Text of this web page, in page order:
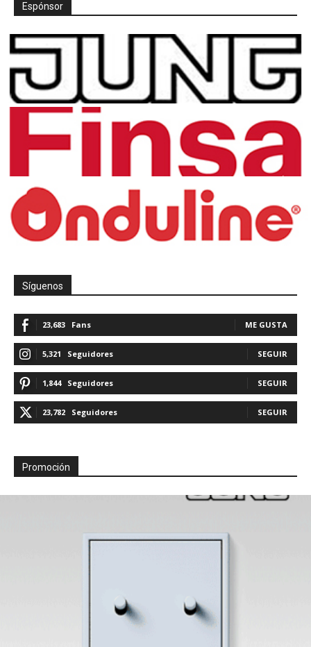
Espónsor
Síguenos
23,683 Fans ME GUSTA
5,321 Seguidores SEGUIR
1,844 Seguidores SEGUIR
23,782 Seguidores SEGUIR
Promoción